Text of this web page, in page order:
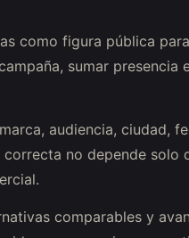
como figura pública
sumar presencia
audiencia, ciudad,
no depende solo
comparables y